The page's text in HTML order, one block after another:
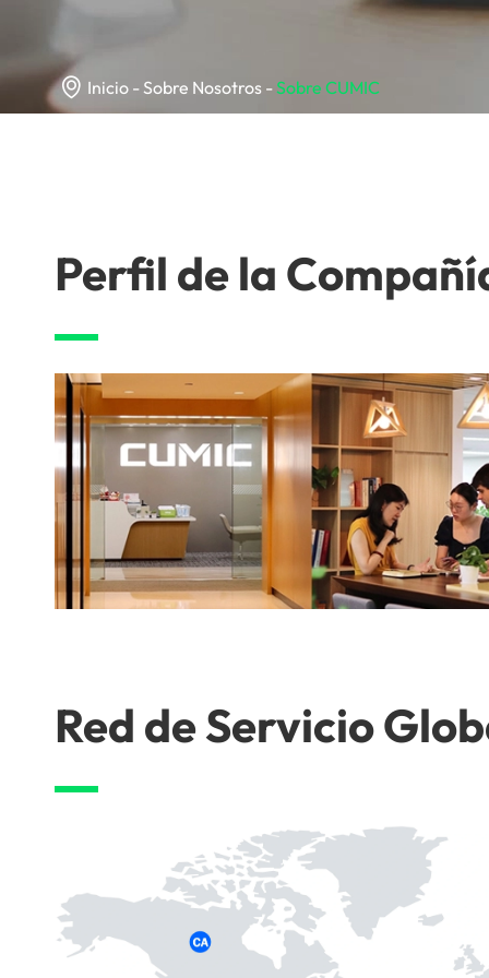
 Inicio Sobre Nosotros Sobre CUMIC
Perfil de la
Red de Servicio